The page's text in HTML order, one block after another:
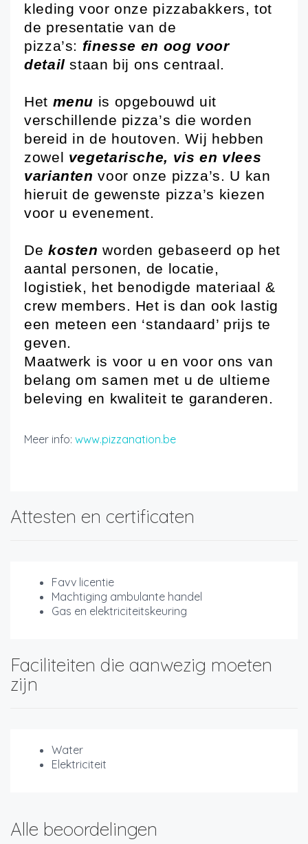
kleding voor onze pizzabakkers, tot
de presentatie van de
pizza’s: finesse en oog voor
detailstaan bij ons centraal.
Het menu is opgebouwd uit
verschillende pizza’s die worden
bereid in de houtoven. Wij hebben
zowel vegetarische, vis en vlees
varianten voor onze pizza’s. U kan
hieruit de gewenste pizza’s kiezen
voor u evenement.
De kosten worden gebaseerd op het
aantal personen, de locatie,
logistiek, het benodigde materiaal &
crew members. Het is dan ook lastig
een meteen een ‘standaard’ prijs te
geven.
Maatwerk is voor u en voor ons van
belang om samen met u de ultieme
beleving en kwaliteit te garanderen.
Meer info: www.pizzanation.be
Attesten en certificaten
Favv licentie
Machtiging ambulante handel
Gas en elektriciteitskeuring
Faciliteiten die aanwezig moeten
zijn
Water
Elektriciteit
Alle beoordelingen